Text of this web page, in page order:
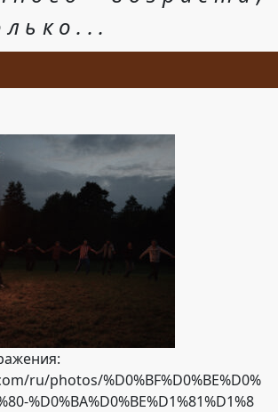
ru/photos/%D0%BF%D0%BE%D0%
%D0%BA%D0%BE%D1%81%D1%8